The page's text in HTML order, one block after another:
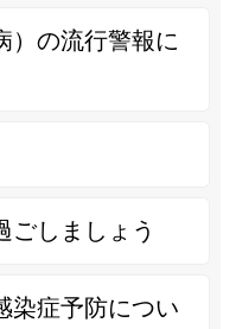
）の流行警報に
ごしましょう
染症予防につい